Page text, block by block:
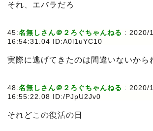
それ、エバラだろ
45:名無しさん＠２ろぐちゃんねる : 2020/
16:54:31.04 ID:A0l1uYC10
実際に逃げてきたのは間違いないから
48:名無しさん＠２ろぐちゃんねる : 2020/
16:55:22.08 ID:/PJpU2Jv0
それどこの復活の日